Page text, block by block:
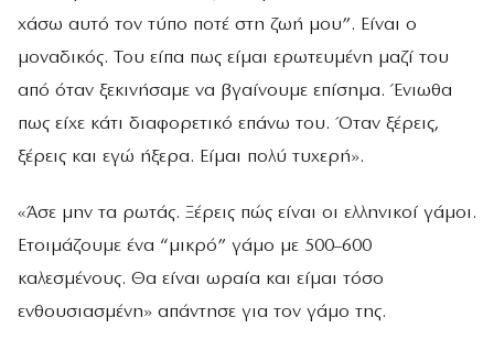
χάσω αυτό τον τύπο ποτέ στη ζωή μου”. Είναι ο
μοναδικός. Του είπα πως είμαι ερωτευμένη μαζί του
από όταν ξεκινήσαμε να βγαίνουμε επίσημα. Ένιωθα
πως είχε κάτι διαφορετικό επάνω του. Όταν ξέρεις,
ξέρεις και εγώ ήξερα. Είμαι πολύ τυχερή».
«Άσε μην τα ρωτάς. Ξέρεις πώς είναι οι ελληνικοί γάμοι.
Ετοιμάζουμε ένα “μικρό” γάμο με 500–600
καλεσμένους. Θα είναι ωραία και είμαι τόσο
ενθουσιασμένη» απάντησε για τον γάμο της.